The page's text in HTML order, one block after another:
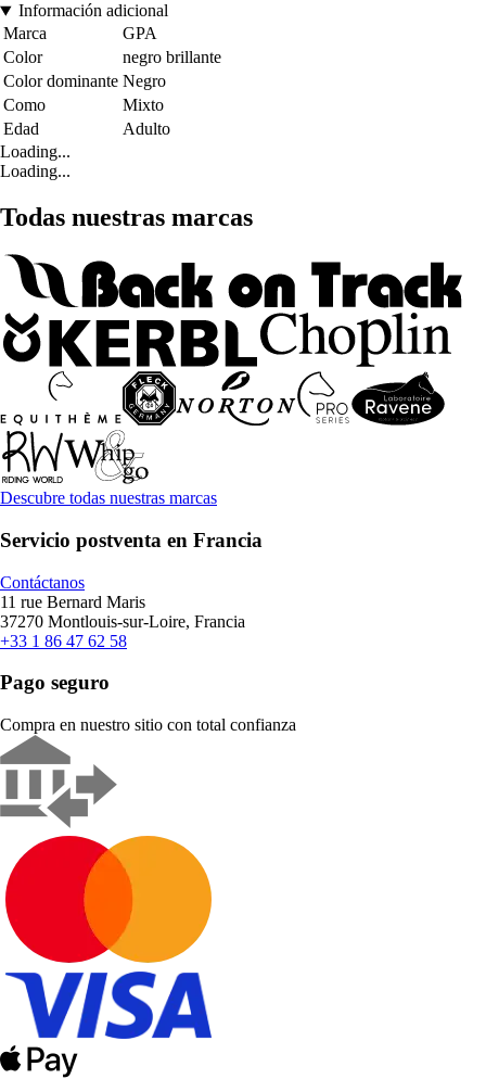
Información adicional
Marca
GPA
Color
negro brillante
Color dominante Negro
Como
Mixto
Edad
Adulto
Loading...
Loading...
Todas nuestras marcas
Descubre todas nuestras marcas
Servicio postventa en Francia
Contáctanos
11 rue Bernard Maris
37270 Montlouis-sur-Loire, Francia
+33 1 86 47 62 58
Pago seguro
Compra en nuestro sitio con total confianza